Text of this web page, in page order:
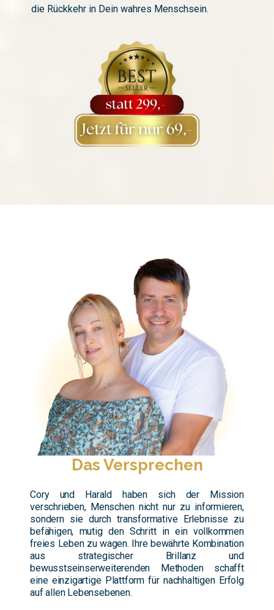
die Rückkehr in Dein wahres Menschsein.
Das Versprechen
Cory und Harald haben sich der Mission
verschrieben, Menschen nicht nur zu informieren,
sondern sie durch transformative Erlebnisse zu
befähigen, mutig den Schritt in ein vollkommen
freies Leben zu wagen. Ihre bewährte Kombination
aus strategischer Brillanz und
bewusstseinserweiterenden Methoden schafft
eine einzigartige Plattform für nachhaltigen Erfolg
auf allen Lebensebenen.